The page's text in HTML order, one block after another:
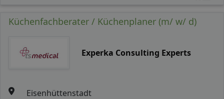
Küchenfachberater / Küchenplaner (m/ w/ d)
Experka Consulting Experts
Eisenhüttenstadt